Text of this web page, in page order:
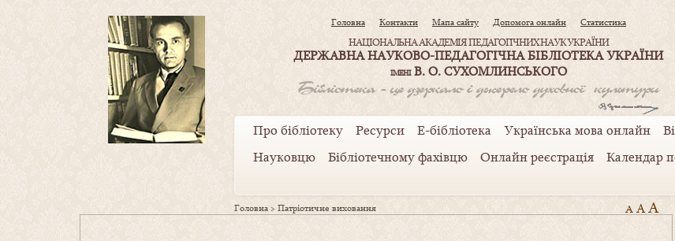
Головна Контакти Мапа сайту Допомога онлайн Статистика
НАЦІОНАЛЬНА АКАДЕМІЯ ПЕДАГОГІЧНИХ НАУК УКРАЇНИ
ДЕРЖАВНА НАУКОВО-ПЕДАГОГІЧНА БІБЛІОТЕКА УКРАЇНИ
ІМЕНІВ. О. СУХОМЛИНСЬКОГО
Про бібліотеку Ресурси Е-бібліотека Українська мова онлайн
Науковцю
Бібліотечному фахівцю Онлайн реєстрація Календар
Головна >Патріотичне виховання A AA